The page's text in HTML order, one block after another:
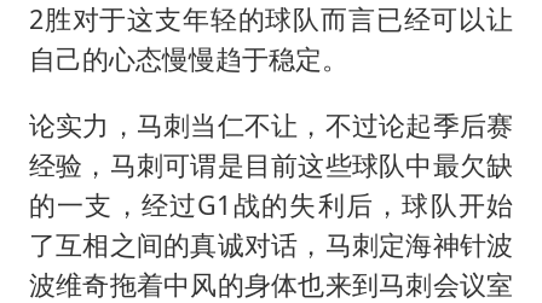
“新疆阿勒泰八月能滑雪”不实
我国外贸延续良好增长态势
国防部：中国军队坚决反制任何闹海挑衅图谋
今日立秋你咬秋了吗
女儿为争财产堵门阻挠父亲出殡
夯实基础开新局
2胜对于这支年轻的球队而言已经可以让
自己的心态慢慢趋于稳定。
论实力，马刺当仁不让，不过论起季后赛
经验，马刺可谓是目前这些球队中最欠缺
的一支，经过G1战的失利后，球队开始
了互相之间的真诚对话，马刺定海神针波
波维奇拖着中风的身体也来到马刺会议室